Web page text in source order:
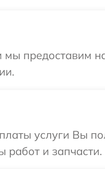
предоставим
услуги Вы
работ и запчасти.